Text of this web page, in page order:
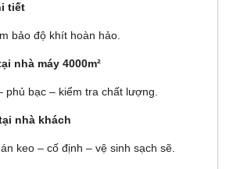
tiết
bảo độ khít hoàn hảo.
nhà máy 4000m²
phủ bạc – kiểm tra chất lượng.
nhà khách
keo – cố định – vệ sinh sạch sẽ.